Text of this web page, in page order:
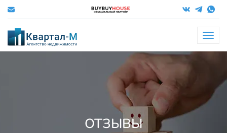
Меню
ОТЗЫВЫ